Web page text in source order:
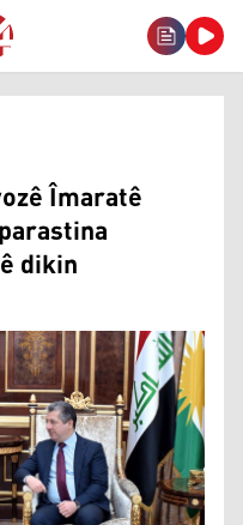
Îmaratê
dikin